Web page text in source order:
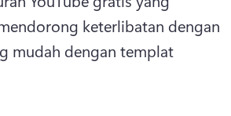
keterlibatan dengan
mudah dengan templat